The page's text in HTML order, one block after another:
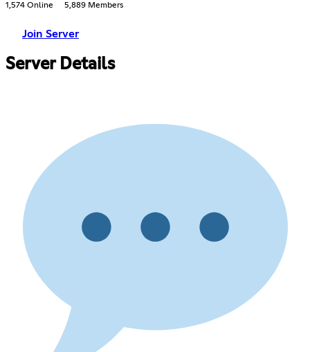
1,574 Online 5,889 Members
Join Server
Server Details